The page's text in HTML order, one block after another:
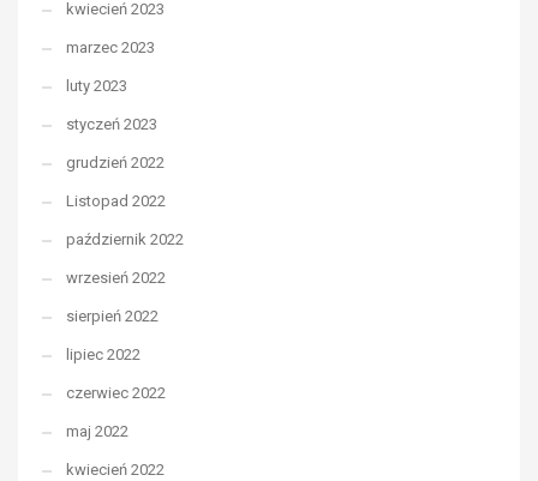
kwiecień 2023
marzec 2023
luty 2023
styczeń 2023
grudzień 2022
Listopad 2022
październik 2022
wrzesień 2022
sierpień 2022
lipiec 2022
czerwiec 2022
maj 2022
kwiecień 2022